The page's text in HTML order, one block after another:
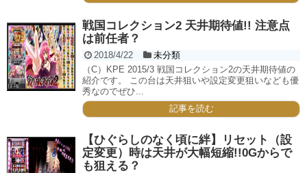
戦国コレクション2 天井期待値!! 注意点
は前任者？
2018/4/22
未分類
（C）KPE 2015/3 戦国コレクション2の天井期待値の
紹介です。 この台は天井狙いや設定変更狙いなども優
秀なのでぜひ...
記事を読む
【ひぐらしのなく頃に絆】リセット（設
定変更）時は天井が大幅短縮!!0Gからで
も狙える？